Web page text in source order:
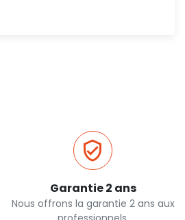
Garantie 2 ans
Nous offrons la garantie 2 ans aux